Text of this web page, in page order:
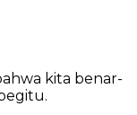
kita benar-